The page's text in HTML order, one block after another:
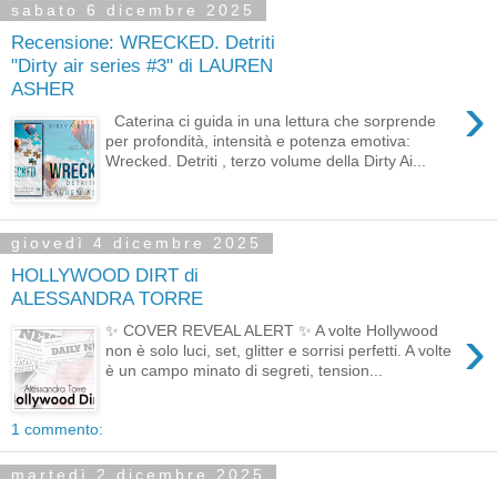
sabato 6 dicembre 2025
Recensione: WRECKED. Detriti
"Dirty air series #3" di LAUREN
ASHER
›
Caterina ci guida in una lettura che sorprende
per profondità, intensità e potenza emotiva:
Wrecked. Detriti , terzo volume della Dirty Ai...
giovedì 4 dicembre 2025
HOLLYWOOD DIRT di
ALESSANDRA TORRE
›
✨ COVER REVEAL ALERT ✨ A volte Hollywood
non è solo luci, set, glitter e sorrisi perfetti. A volte
è un campo minato di segreti, tension...
1 commento:
martedì 2 dicembre 2025